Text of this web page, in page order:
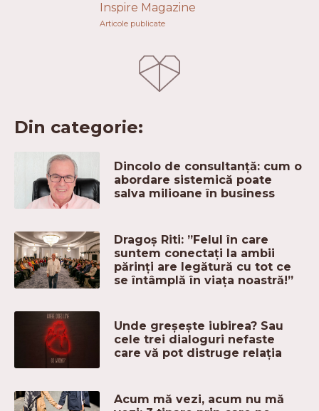
Inspire Magazine
Articole publicate
Din categorie:
Dincolo de consultanță: cum o
abordare sistemică poate
salva milioane în business
Dragoș Riti: ”Felul în care
suntem conectați la ambii
părinți are legătură cu tot ce
se întâmplă în viața noastră!”
Unde greșește iubirea? Sau
cele trei dialoguri nefaste
care vă pot distruge relația
Acum mă vezi, acum nu mă